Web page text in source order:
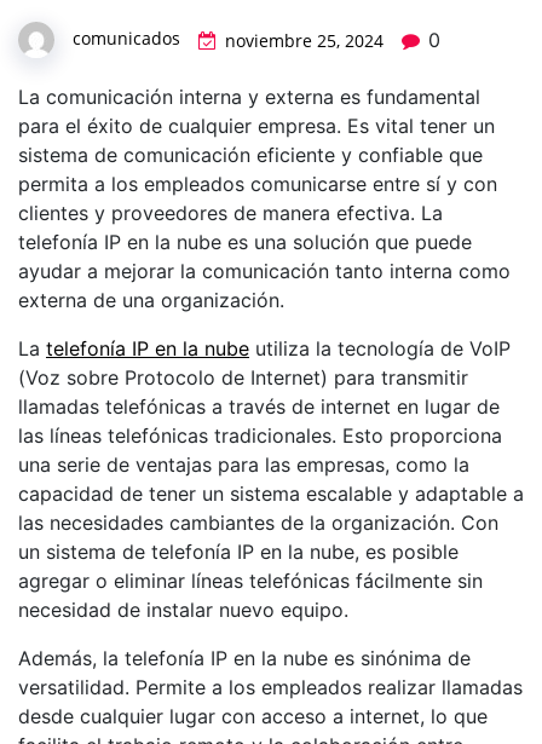
comunicados noviembre 25, 2024 0
La comunicación interna y externa es fundamental
para el éxito de cualquier empresa. Es vital tener un
sistema de comunicación eficiente y confiable que
permita a los empleados comunicarse entre sí y con
clientes y proveedores de manera efectiva. La
telefonía IP en la nube es una solución que puede
ayudar a mejorar la comunicación tanto interna como
externa de una organización.
La telefonía IP en la nube utiliza la tecnología de VoIP
(Voz sobre Protocolo de Internet) para transmitir
llamadas telefónicas a través de internet en lugar de
las líneas telefónicas tradicionales. Esto proporciona
una serie de ventajas para las empresas, como la
capacidad de tener un sistema escalable y adaptable a
las necesidades cambiantes de la organización. Con
un sistema de telefonía IP en la nube, es posible
agregar o eliminar líneas telefónicas fácilmente sin
necesidad de instalar nuevo equipo.
Además, la telefonía IP en la nube es sinónima de
versatilidad. Permite a los empleados realizar llamadas
desde cualquier lugar con acceso a internet, lo que